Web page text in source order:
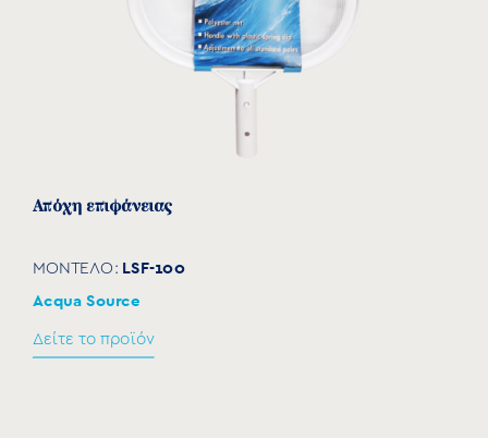
Απόχη επιφάνειας
ΜΟΝΤΕΛΟ: LSF-100
Acqua Source
Δείτε το προϊόν